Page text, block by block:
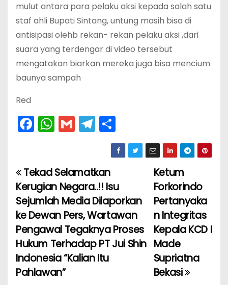
mulut antara para pelaku aksi kepada salah satu
staf ahli Bupati Sintang, untung masih bisa di
antisipasi olehb rekan- rekan pelaku aksi ,dari
suara yang terdengar di video tersebut
mengatakan biarkan mereka juga bisa mencium
baunya sampah
Red
F
e
b
o
o
k
W
ts
A
p
p
G
l
T
gr
a
m
h
ar
N
a
v
i
g
Ketum
Forkorindo
Pertanyaka
n Integritas
Kepala KCD I
Made
Supriatna
Bekasi
Tekad Selamatkan
Kerugian Negara..!! Isu
Sejumlah Media Dilaporkan
ke Dewan Pers, Wartawan
Pengawal Tegaknya Proses
Hukum Terhadap PT Jui Shin
Indonesia “Kalian Itu
Pahlawan”